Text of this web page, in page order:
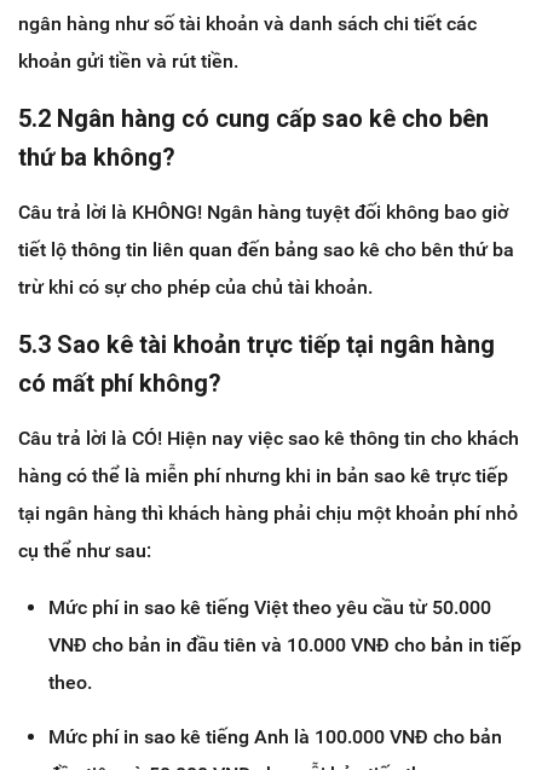
ngân hàng như số tài khoản và danh sách chi tiết các
khoản gửi tiền và rút tiền.
5.2 Ngân hàng có cung cấp sao kê cho bên
thứ ba không?
Câu trả lời là KHÔNG! Ngân hàng tuyệt đối không bao giờ
tiết lộ thông tin liên quan đến bảng sao kê cho bên thứ ba
trừ khi có sự cho phép của chủ tài khoản.
5.3 Sao kê tài khoản trực tiếp tại ngân hàng
có mất phí không?
Câu trả lời là CÓ! Hiện nay việc sao kê thông tin cho khách
hàng có thể là miễn phí nhưng khi in bản sao kê trực tiếp
tại ngân hàng thì khách hàng phải chịu một khoản phí nhỏ
cụ thể như sau:
Mức phí in sao kê tiếng Việt theo yêu cầu từ 50.000
VNĐ cho bản in đầu tiên và 10.000 VNĐ cho bản in tiếp
theo.
Mức phí in sao kê tiếng Anh là 100.000 VNĐ cho bản